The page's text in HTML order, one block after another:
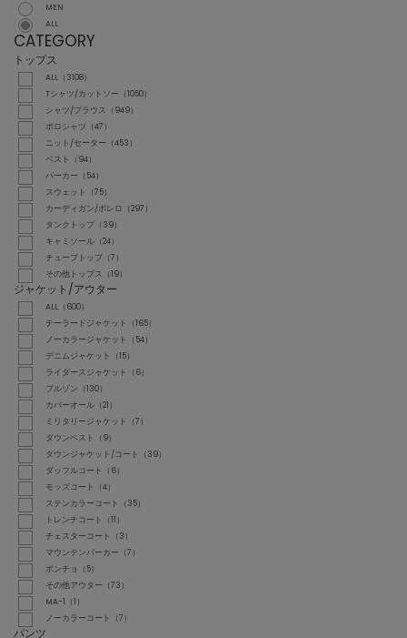
MEN
ALL
CATEGORY
トップス
ALL（3108）
Tシャツ/カットソー（1050）
シャツ/ブラウス（949）
ポロシャツ（47）
ニット/セーター（453）
ベスト（94）
パーカー（54）
スウェット（75）
カーディガン/ボレロ（297）
タンクトップ（39）
キャミソール（24）
チューブトップ（7）
その他トップス（19）
ジャケット/アウター
ALL（600）
テーラードジャケット（165）
ノーカラージャケット（54）
デニムジャケット（15）
ライダースジャケット（6）
ブルゾン（130）
カバーオール（21）
ミリタリージャケット（7）
ダウンベスト（9）
ダウンジャケット/コート（39）
ダッフルコート（6）
モッズコート（4）
ステンカラーコート（35）
トレンチコート（11）
チェスターコート（3）
マウンテンパーカー（7）
ポンチョ（5）
その他アウター（73）
MA-1（1）
ノーカラーコート（7）
パンツ